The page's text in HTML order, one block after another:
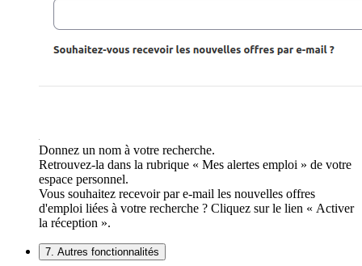
Donnez un nom à votre recherche.
Retrouvez-la dans la rubrique « Mes alertes emploi » de votre
espace personnel.
Vous souhaitez recevoir par e-mail les nouvelles offres
d'emploi liées à votre recherche ? Cliquez sur le lien « Activer
la réception ».
7. Autres fonctionnalités